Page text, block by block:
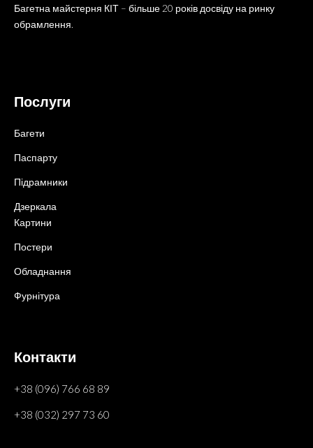
Багетна майстерня КІТ – більше 20 років досвіду на ринку
обрамлення.
Послуги
Багети
Паспарту
Підрамники
Дзеркала
Картини
Постери
Обладнання
Фурнітура
Контакти
+38 (096) 766 68 89
+38 (032) 297 73 60